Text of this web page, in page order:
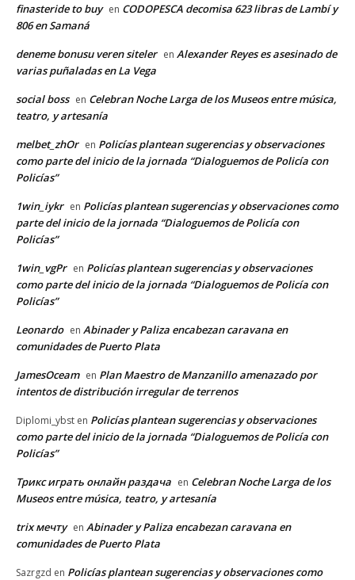
finasteride to buy en CODOPESCA decomisa 623 libras de Lambí y
806 en Samaná
deneme bonusu veren siteler en Alexander Reyes es asesinado de
varias puñaladas en La Vega
social boss en Celebran Noche Larga de los Museos entre música,
teatro, y artesanía
melbet_zhOr en Policías plantean sugerencias y observaciones
como parte del inicio de la jornada “Dialoguemos de Policía con
Policías”
1win_iykr en Policías plantean sugerencias y observaciones como
parte del inicio de la jornada “Dialoguemos de Policía con
Policías”
1win_vgPr en Policías plantean sugerencias y observaciones
como parte del inicio de la jornada “Dialoguemos de Policía con
Policías”
Leonardo en Abinader y Paliza encabezan caravana en
comunidades de Puerto Plata
JamesOceam en Plan Maestro de Manzanillo amenazado por
intentos de distribución irregular de terrenos
Diplomi_ybst en Policías plantean sugerencias y observaciones
como parte del inicio de la jornada “Dialoguemos de Policía con
Policías”
Трикс играть онлайн раздача en Celebran Noche Larga de los
Museos entre música, teatro, y artesanía
trix мечту en Abinader y Paliza encabezan caravana en
comunidades de Puerto Plata
Sazrgzd en Policías plantean sugerencias y observaciones como